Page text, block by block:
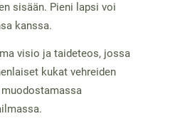
sisään. Pieni lapsi voi
kanssa.
visio ja taideteos, jossa
kukat vehreiden